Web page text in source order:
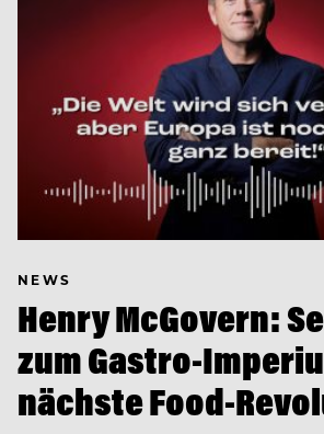
NEWS
Henry McGovern:
zum Gastro-
nächste Food-